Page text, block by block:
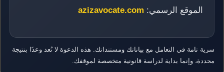
الموقع الرسمي: azizavocate.com
سرية تامة في التعامل مع بياناتك ومستنداتك. هذه الدعوة لا تُعد وعدًا بنتيجة
محددة، وإنما بداية لدراسة قانونية متخصصة لموقفك.